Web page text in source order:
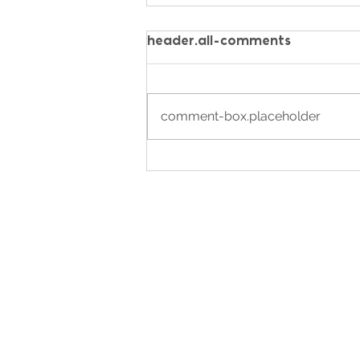
Cap au large
header.all-comments
comment-box.placeholder